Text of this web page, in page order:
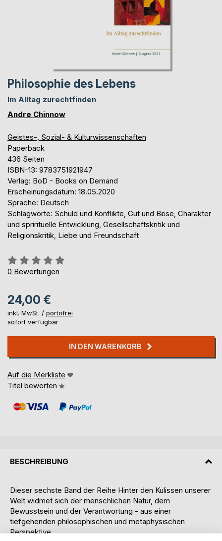
Philosophie des Lebens
Im Alltag zurechtfinden
Andre Chinnow
Geistes-, Sozial- & Kulturwissenschaften
Paperback
436 Seiten
ISBN-13: 9783751921947
Verlag: BoD - Books on Demand
Erscheinungsdatum: 18.05.2020
Sprache: Deutsch
Schlagworte: Schuld und Konflikte, Gut und Böse, Charakter
und sprirituelle Entwicklung, Gesellschaftskritik und
Religionskritik, Liebe und Freundschaft
Bewertung::
0%
0 Bewertungen
24,00 €
inkl. MwSt. / portofrei
sofort verfügbar
IN DEN WARENKORB
Auf die Merkliste
Titel bewerten
BESCHREIBUNG
Dieser sechste Band der Reihe Hinter den Kulissen unserer
Welt widmet sich der menschlichen Natur, dem
Bewusstsein und der Verantwortung - aus einer
tiefgehenden philosophischen und metaphysischen
Perspektive.